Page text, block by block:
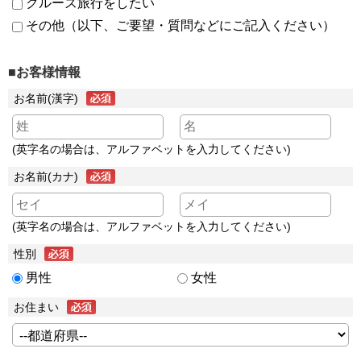
クルーズ旅行をしたい
その他（以下、ご要望・質問などにご記入ください）
■お客様情報
お名前(漢字)
(英字名の場合は、アルファベットを入力してください)
お名前(カナ)
(英字名の場合は、アルファベットを入力してください)
性別
男性 女性
お住まい